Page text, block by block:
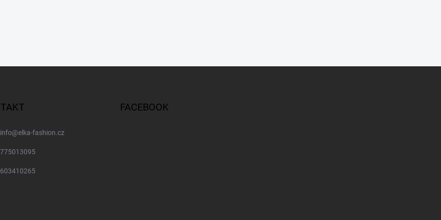
info@elka-fashion.cz
775013095
603410265
FACEBOOK